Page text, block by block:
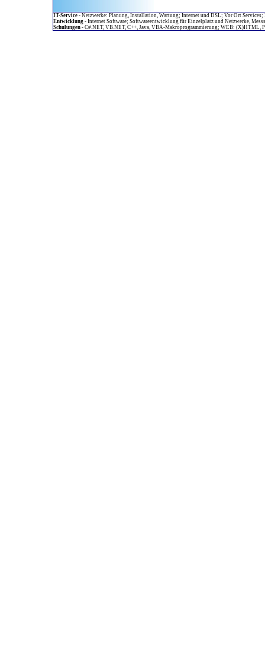
IT-Service - Netzwerke: Planung, Installation, Wartung; Internet und DSL; Vor Ort Services;
Entwicklung - Internet Software; Softwareentwicklung für Einzelplatz und Netzwerke,
Schulungen - C#.NET, VB.NET, C++, Java, VBA-Makroprogrammierung; WEB: (X)HTML,